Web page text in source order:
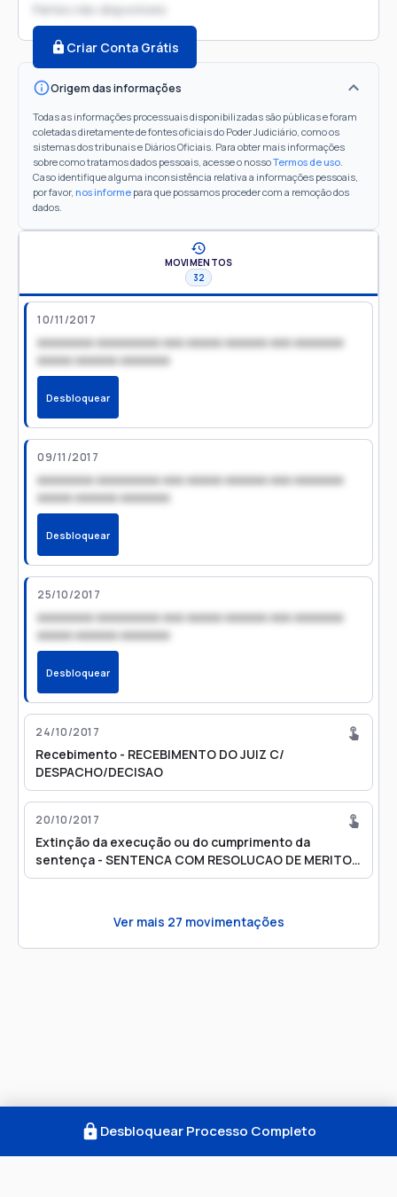
Partes não disponíveis
Criar Conta Grátis
Origem das informações
Todas as informações processuais disponibilizadas são públicas e foram
coletadas diretamente de fontes oficiais do Poder Judiciário, como os
sistemas dos tribunais e Diários Oficiais. Para obter mais informações
sobre como tratamos dados pessoais, acesse o nossoTermos de uso.
Caso identifique alguma inconsistência relativa a informações pessoais,
por favor, nos informe para que possamos proceder com a remoção dos
dados.
MOVIMENTOS
32
10/11/2017
xxxxxxxx xxxxxxxxx xxx xxxxx xxxxxx xxx xxxxxxx
xxxxx xxxxxx xxxxxxx
Desbloquear
09/11/2017
xxxxxxxx xxxxxxxxx xxx xxxxx xxxxxx xxx xxxxxxx
xxxxx xxxxxx xxxxxxx
Desbloquear
25/10/2017
xxxxxxxx xxxxxxxxx xxx xxxxx xxxxxx xxx xxxxxxx
xxxxx xxxxxx xxxxxxx
Desbloquear
24/10/2017
Recebimento - RECEBIMENTO DO JUIZ C/
DESPACHO/DECISAO
20/10/2017
Extinção da execução ou do cumprimento da
sentença - SENTENCA COM RESOLUCAO DE MERITO
EXTINCAO DA EXECUCAO Nome da Parte: ALFREDO
Ver mais 27 movimentações
Desbloquear Processo Completo